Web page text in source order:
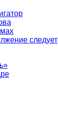
следует